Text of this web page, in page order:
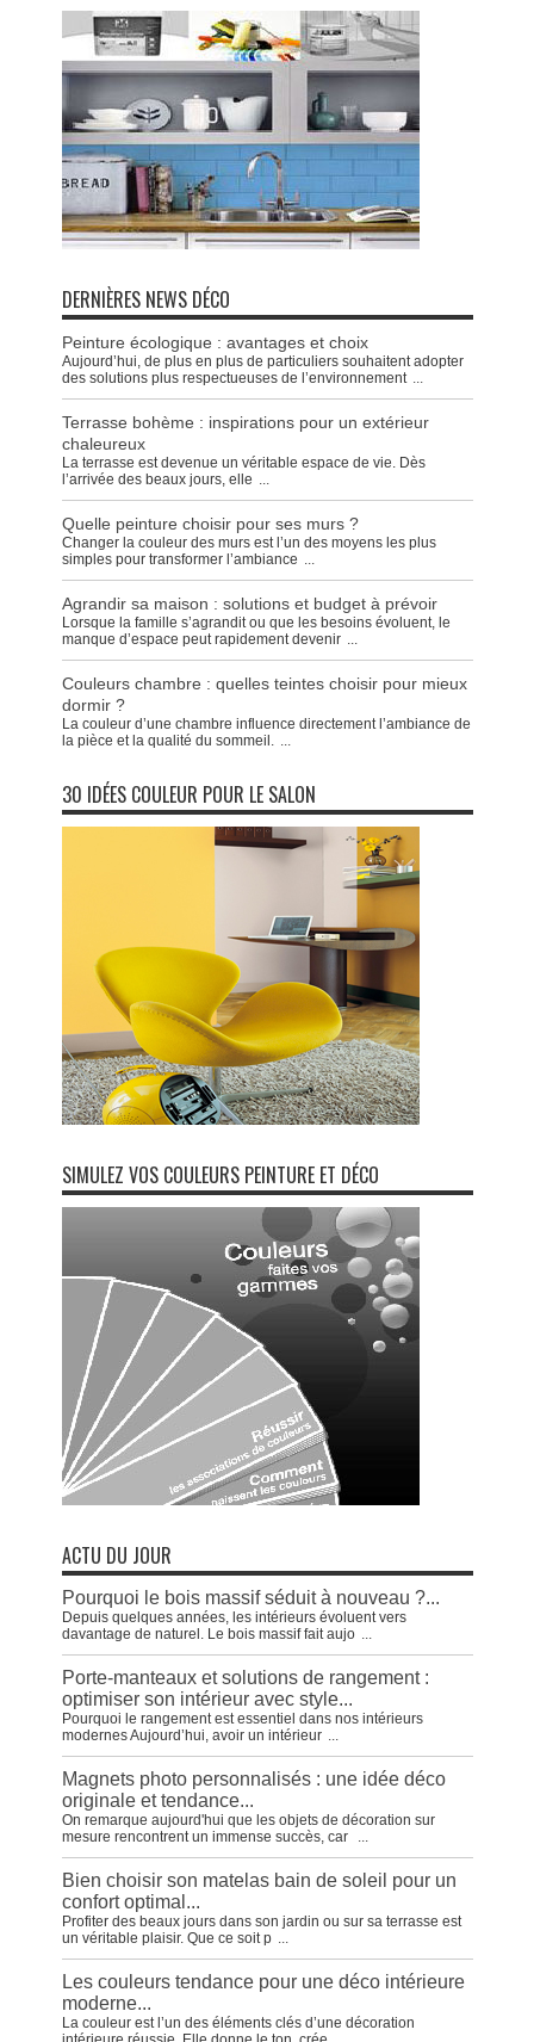
DERNIÈRES NEWS DÉCO
Peinture écologique : avantages et choix
Aujourd’hui, de plus en plus de particuliers souhaitent adopter
des solutions plus respectueuses de l’environnement ...
Terrasse bohème : inspirations pour un extérieur
chaleureux
La terrasse est devenue un véritable espace de vie. Dès
l’arrivée des beaux jours, elle ...
Quelle peinture choisir pour ses murs ?
Changer la couleur des murs est l’un des moyens les plus
simples pour transformer l’ambiance ...
Agrandir sa maison : solutions et budget à prévoir
Lorsque la famille s’agrandit ou que les besoins évoluent, le
manque d’espace peut rapidement devenir ...
Couleurs chambre : quelles teintes choisir pour mieux
dormir ?
La couleur d’une chambre influence directement l’ambiance de
la pièce et la qualité du sommeil. ...
30 IDÉES COULEUR POUR LE SALON
SIMULEZ VOS COULEURS PEINTURE ET DÉCO
ACTU DU JOUR
Pourquoi le bois massif séduit à nouveau ?...
Depuis quelques années, les intérieurs évoluent vers
davantage de naturel. Le bois massif fait aujo ...
Porte-manteaux et solutions de rangement :
optimiser son intérieur avec style...
Pourquoi le rangement est essentiel dans nos intérieurs
modernes Aujourd’hui, avoir un intérieur ...
Magnets photo personnalisés : une idée déco
originale et tendance...
On remarque aujourd'hui que les objets de décoration sur
mesure rencontrent un immense succès, car
...
Bien choisir son matelas bain de soleil pour un
confort optimal...
Profiter des beaux jours dans son jardin ou sur sa terrasse est
un véritable plaisir. Que ce soit p ...
Les couleurs tendance pour une déco intérieure
moderne...
La couleur est l’un des éléments clés d’une décoration